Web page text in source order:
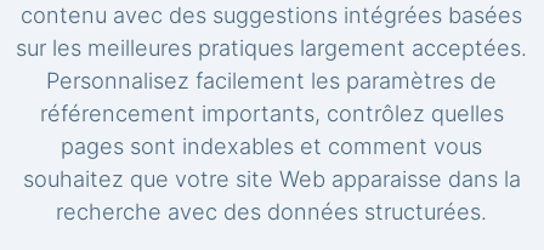
contenu avec des suggestions intégrées basées
sur les meilleures pratiques largement acceptées.
Personnalisez facilement les paramètres de
référencement importants, contrôlez quelles
pages sont indexables et comment vous
souhaitez que votre site Web apparaisse dans la
recherche avec des données structurées.